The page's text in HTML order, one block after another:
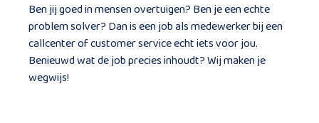
Ben jij goed in mensen overtuigen? Ben je een echte
problem solver? Dan is een job als medewerker bij een
callcenter of customer service echt iets voor jou.
Benieuwd wat de job precies inhoudt? Wij maken je
wegwijs!